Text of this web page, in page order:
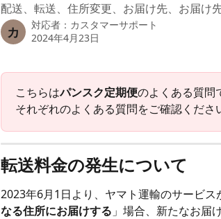
配送、転送、住所変更、お届け先、お届け
カ 対応者： カスタマーサポート
2024年4月23日
こちらはパンスク定期便のよくある質問
それぞれのよくある質問をご確認くださ
転送料金の発生について
2023年6月1日より、ヤマト運輸のサービス
なる住所にお届けする 」場合、新たなお届